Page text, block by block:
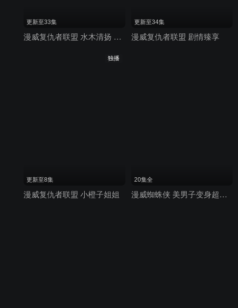
更新至33集
漫威复仇者联盟 水木清扬 第二季
更新至34集
漫威复仇者联盟 剧情臻享
独播
更新至8集
漫威复仇者联盟 小橙子姐姐
20集全
漫威蜘蛛侠 美男子变身超级英雄